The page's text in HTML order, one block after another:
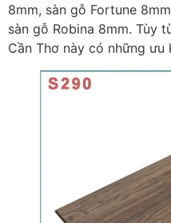
8mm, sàn gỗ Fortune
sàn gỗ Robina 8mm. Tùy
Cần Thơ này có những ưu